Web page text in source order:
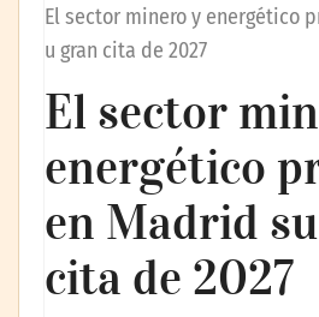
El sector minero y energético
u gran cita de 2027
El sector
energético
en Madrid
cita de 2027